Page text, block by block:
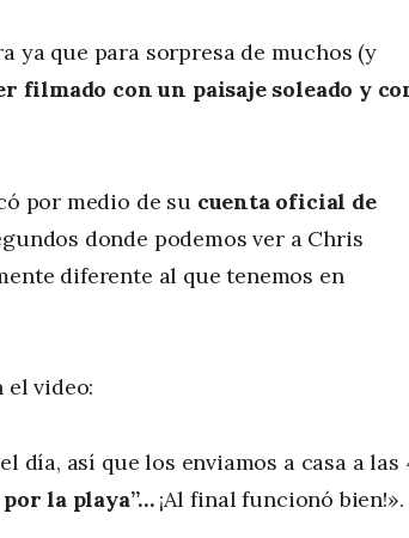
ya que para sorpresa de muchos (y
filmado con un paisaje soleado y
por medio de su cuenta oficial de
donde podemos ver a Chris
diferente al que tenemos en
video:
día, así que los enviamos a casa a las
la playa”…¡Al final funcionó bien!».